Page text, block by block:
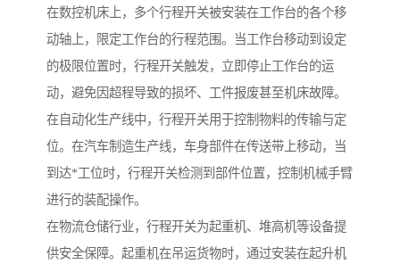
在数控机床上，多个行程开关被安装在工作台的各个移
动轴上，限定工作台的行程范围。当工作台移动到设定
的极限位置时，行程开关触发，立即停止工作台的运
动，避免因超程导致的损坏、工件报废甚至机床故障。
在自动化生产线中，行程开关用于控制物料的传输与定
位。在汽车制造生产线，车身部件在传送带上移动，当
到达*工位时，行程开关检测到部件位置，控制机械手臂
进行的装配操作。
在物流仓储行业，行程开关为起重机、堆高机等设备提
供安全保障。起重机在吊运货物时，通过安装在起升机